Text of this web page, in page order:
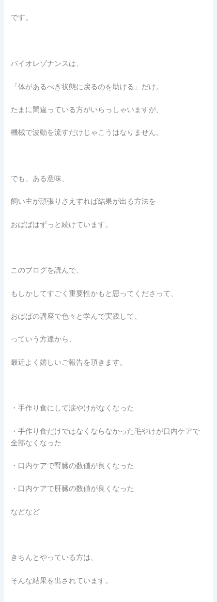
です。
バイオレゾナンスは、
「体があるべき状態に戻るのを助ける」だけ。
たまに間違っている方がいらっしゃいますが、
機械で波動を流すだけじゃこうはなりません。
でも、ある意味、
飼い主が頑張りさえすれば結果が出る方法を
おばばはずっと続けています。
このブログを読んで、
もしかしてすごく重要性かもと思ってくださって、
おばばの講座で色々と学んで実践して、
っていう方達から、
最近よく嬉しいご報告を頂きます。
・手作り食にして涙やけがなくなった
・手作り食だけではなくならなかった毛やけが口内ケアで
全部なくなった
・口内ケアで腎臓の数値が良くなった
・口内ケアで肝臓の数値が良くなった
などなど
きちんとやっている方は、
そんな結果を出されています。